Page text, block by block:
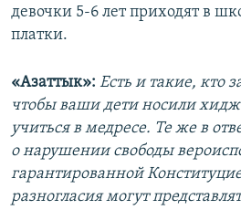
девочки 5-6 лет приходят в
платки.
«Азаттык»: Есть и такие, кто
чтобы ваши дети носили
учиться в медресе. Те же в
о нарушении свободы
гарантированной
разногласия могут